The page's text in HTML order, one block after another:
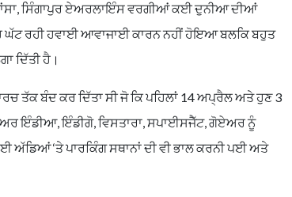
ਸਿੰਗਾਪੁਰ ਏਅਰਲਾਇੰਸ ਵਰਗੀਆਂ ਕਈ ਦੁਨੀਆ ਦੀਆਂ
ਰਹੀ ਹਵਾਈ ਆਵਾਜਾਈ ਕਾਰਨ ਨਹੀਂ ਹੋਇਆ ਬਲਕਿ ਬਹੁਤ
ਦਿੱਤੀ ਹੈ।
ਤੱਕ ਬੰਦ ਕਰ ਦਿੱਤਾ ਸੀ ਜੋ ਕਿ ਪਹਿਲਾਂ 14 ਅਪ੍ਰੈਲ ਅਤੇ ਹੁਣ 3
ਇੰਡੀਆ, ਇੰਡੀਗੋ, ਵਿਸਤਾਰਾ, ਸਪਾਈਸਜੈੱਟ, ਗੋਏਅਰ ਨੂੰ
‘ਤੇ ਪਾਰਕਿੰਗ ਸਥਾਨਾਂ ਦੀ ਵੀ ਭਾਲ ਕਰਨੀ ਪਈ ਅਤੇ